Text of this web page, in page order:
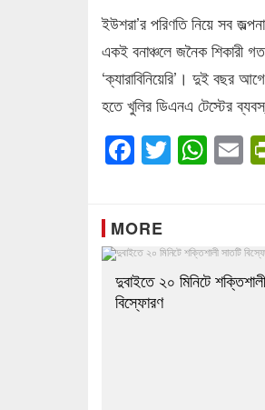
ইউশরা’র পরিণতি নিয়ে সব
একই বনাঞ্চলে জনৈক শিকারী
‘ক্যারাবিনিয়েরি’। দুই বছর
হতে খুলির ডিএনএ টেস্টের
Facebook
Twitter
MORE
দুবাইতে ২০ মিনিটে
বিস্ফোরণ